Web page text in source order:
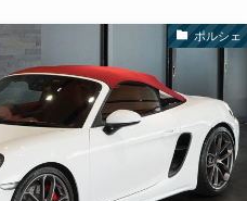
ポルシェ